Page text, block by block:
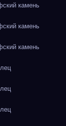
камень
камень
камень